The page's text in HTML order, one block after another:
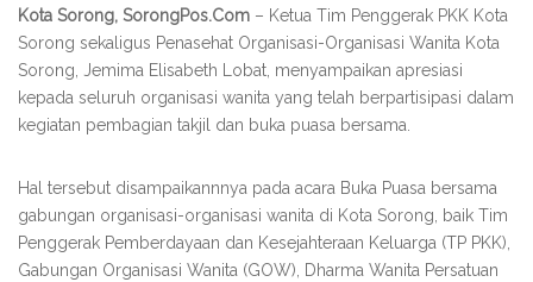
Kota Sorong, SorongPos.Com – Ketua Tim Penggerak PKK Kota
Sorong sekaligus Penasehat Organisasi-Organisasi Wanita Kota
Sorong, Jemima Elisabeth Lobat, menyampaikan apresiasi
kepada seluruh organisasi wanita yang telah berpartisipasi dalam
kegiatan pembagian takjil dan buka puasa bersama.
Hal tersebut disampaikannnya pada acara Buka Puasa bersama
gabungan organisasi-organisasi wanita di Kota Sorong, baik Tim
Penggerak Pemberdayaan dan Kesejahteraan Keluarga (TP PKK),
Gabungan Organisasi Wanita (GOW), Dharma Wanita Persatuan